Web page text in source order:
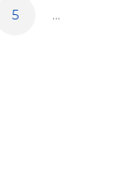
5 …